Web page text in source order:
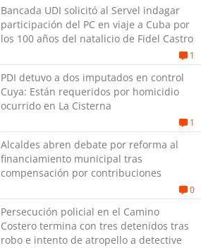
Bancada UDI solicitó al Servel indagar
participación del PC en viaje a Cuba por
los 100 años del natalicio de Fidel Castro
1
PDI detuvo a dos imputados en control
Cuya: Están requeridos por homicidio
ocurrido en La Cisterna
1
Alcaldes abren debate por reforma al
financiamiento municipal tras
compensación por contribuciones
0
Persecución policial en el Camino
Costero termina con tres detenidos tras
robo e intento de atropello a detective